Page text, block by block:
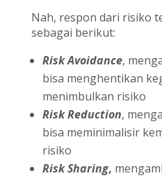
Nah, respon dari risiko
sebagai berikut:
Risk Avoidance,
bisa menghentikan
menimbulkan risiko
Risk Reduction,
bisa meminimalisir
risiko
Risk Sharing,